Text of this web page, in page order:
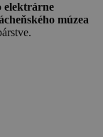
elektrárne
múzea